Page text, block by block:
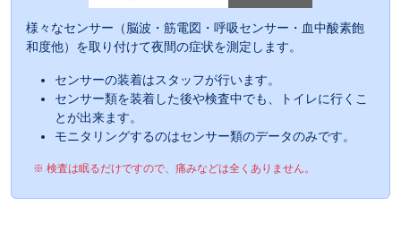
様々なセンサー（脳波・筋電図・呼吸センサー・血中酸素飽
和度他）を取り付けて夜間の症状を測定します。
センサーの装着はスタッフが行います。
センサー類を装着した後や検査中でも、トイレに行くこ
とが出来ます。
モニタリングするのはセンサー類のデータのみです。
※ 検査は眠るだけですので、痛みなどは全くありません。